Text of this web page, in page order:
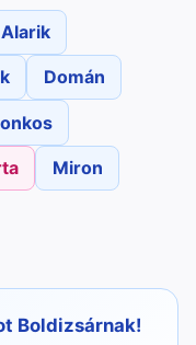
Alarik
Domán
Miron
Boldizsárnak!